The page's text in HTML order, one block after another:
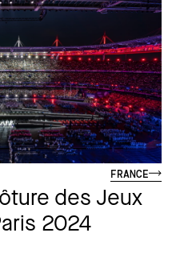
FRANCE
des Jeux
2024